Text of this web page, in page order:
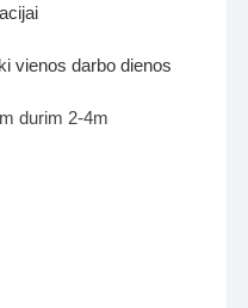
vienos darbo dienos
durim 2-4m